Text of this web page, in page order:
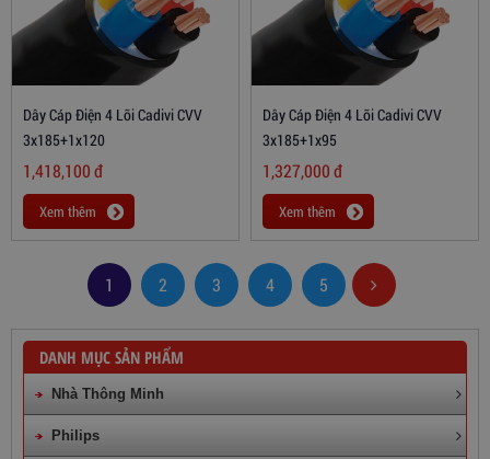
Dây Cáp Điện 4 Lõi Cadivi CVV
3x185+1x120
1,418,100đ
Xem thêm
Dây Cáp Điện 4 Lõi Cadivi CVV
3x185+1x95
1,327,000đ
Xem thêm
1 2 3 4 5
DANH MỤC SẢN PHẨM
Nhà Thông Minh
Philips